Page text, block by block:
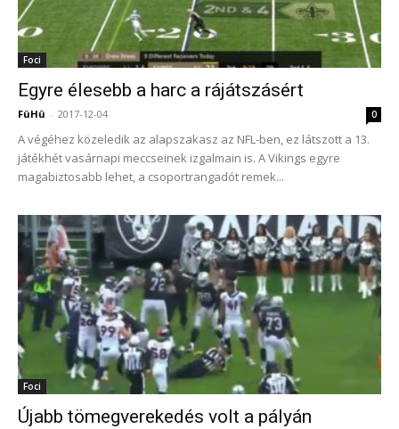
Foci
Egyre élesebb a harc a rájátszásért
FüHü - 2017-12-04 0
A végéhez közeledik az alapszakasz az NFL-ben, ez látszott a 13.
játékhét vasárnapi meccseinek izgalmain is. A Vikings egyre
magabiztosabb lehet, a csoportrangadót remek...
Foci
Újabb tömegverekedés volt a pályán